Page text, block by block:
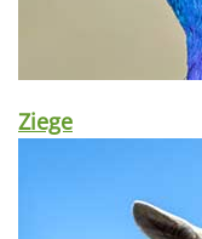
Ziege